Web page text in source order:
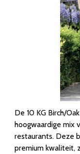
De 10 KG Birch/
hoogwaardige mix
restaurants. Deze
premium kwaliteit,